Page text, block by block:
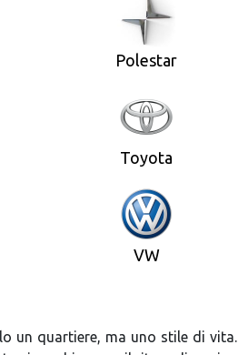
Polestar
Toyota
VW
un quartiere, ma uno stile di vita.